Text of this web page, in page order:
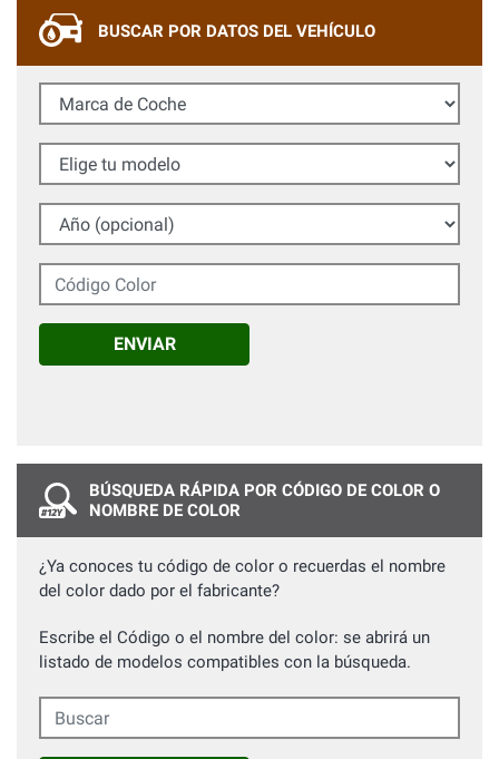
BUSCAR POR DATOS DEL VEHÍCULO
Marca de Coche
Elige tu modelo
Año (opcional)
Código Color
ENVIAR
BÚSQUEDA RÁPIDA POR CÓDIGO DE COLOR O
NOMBRE DE COLOR
¿Ya conoces tu código de color o recuerdas el nombre
del color dado por el fabricante?
Escribe el Código o el nombre del color: se abrirá un
listado de modelos compatibles con la búsqueda.
Buscar